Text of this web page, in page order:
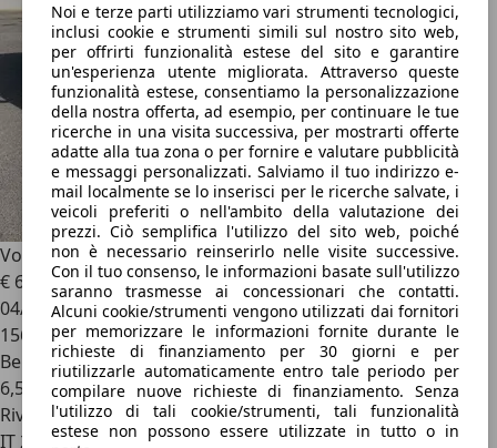
Noi e terze parti utilizziamo vari strumenti tecnologici,
inclusi cookie e strumenti simili sul nostro sito web,
per offrirti funzionalità estese del sito e garantire
un'esperienza utente migliorata. Attraverso queste
funzionalità estese, consentiamo la personalizzazione
della nostra offerta, ad esempio, per continuare le tue
ricerche in una visita successiva, per mostrarti offerte
adatte alla tua zona o per fornire e valutare pubblicità
e messaggi personalizzati. Salviamo il tuo indirizzo e-
mail localmente se lo inserisci per le ricerche salvate, i
veicoli preferiti o nell'ambito della valutazione dei
prezzi. Ciò semplifica l'utilizzo del sito web, poiché
non è necessario reinserirlo nelle visite successive.
Con il tuo consenso, le informazioni basate sull'utilizzo
saranno trasmesse ai concessionari che contatti.
Alcuni cookie/strumenti vengono utilizzati dai fornitori
per memorizzare le informazioni fornite durante le
richieste di finanziamento per 30 giorni e per
riutilizzarle automaticamente entro tale periodo per
compilare nuove richieste di finanziamento. Senza
l'utilizzo di tali cookie/strumenti, tali funzionalità
estese non possono essere utilizzate in tutto o in
Volkswagen Eos1.4 tsi bm
€ 6.900
04/2009
156.000 km
Benzina
6,5 l/100 km (comb.)
Rivenditore
IT 26013